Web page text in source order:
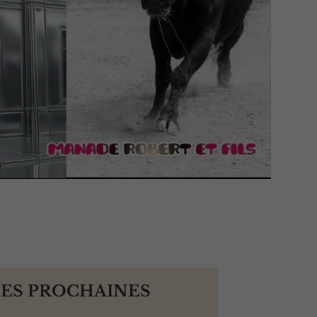
PROCHAINES